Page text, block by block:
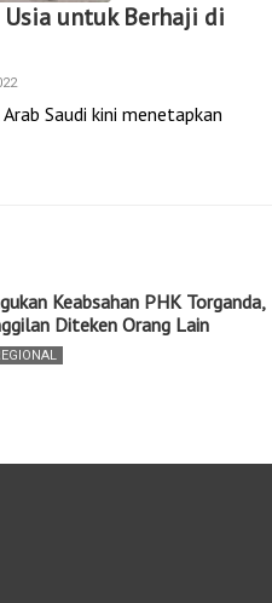
untuk Berhaji di
Saudi kini menetapkan
Keabsahan PHK Torganda,
Diteken Orang Lain